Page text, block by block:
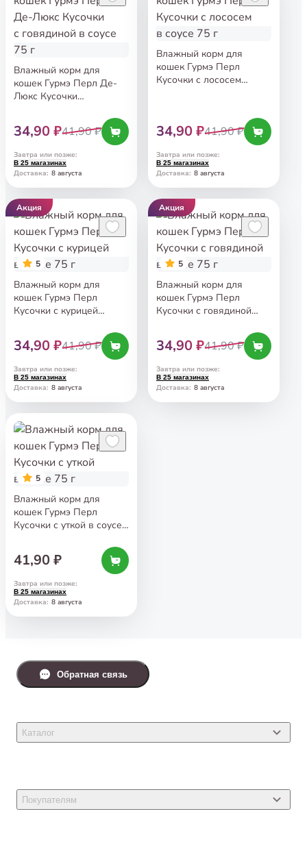
Влажный корм для
кошек Гурмэ Перл Де-
Люкс Кусочки
34,90 ₽41,90 ₽
Завтра или позже:
В 25 магазинах
Доставка: 8 августа
Влажный корм для
кошек Гурмэ Перл
Кусочки с лососем
34,90 ₽41,90 ₽
Завтра или позже:
В 25 магазинах
Доставка: 8 августа
Акция
5
Влажный корм для
кошек Гурмэ Перл
Кусочки с курицей
34,90 ₽41,90 ₽
Завтра или позже:
В 25 магазинах
Доставка: 8 августа
Акция
5
Влажный корм для
кошек Гурмэ Перл
Кусочки с говядиной
34,90 ₽41,90 ₽
Завтра или позже:
В 25 магазинах
Доставка: 8 августа
5
Влажный корм для
кошек Гурмэ Перл
Кусочки с уткой в соусе
41,90 ₽
Завтра или позже:
В 25 магазинах
Доставка: 8 августа
Каталог
Товары для собак
Покупателям
Обратная связь